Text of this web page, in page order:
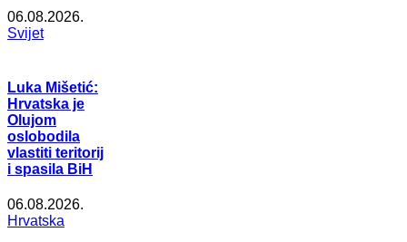
06.08.2026.
Svijet
Luka Mišetić:
Hrvatska je
Olujom
oslobodila
vlastiti teritorij
i spasila BiH
06.08.2026.
Hrvatska